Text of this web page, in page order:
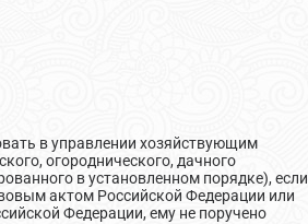
в управлении хозяйствующим
огороднического, дачного
в установленном порядке), если
актом Российской Федерации или
Федерации, ему не поручено